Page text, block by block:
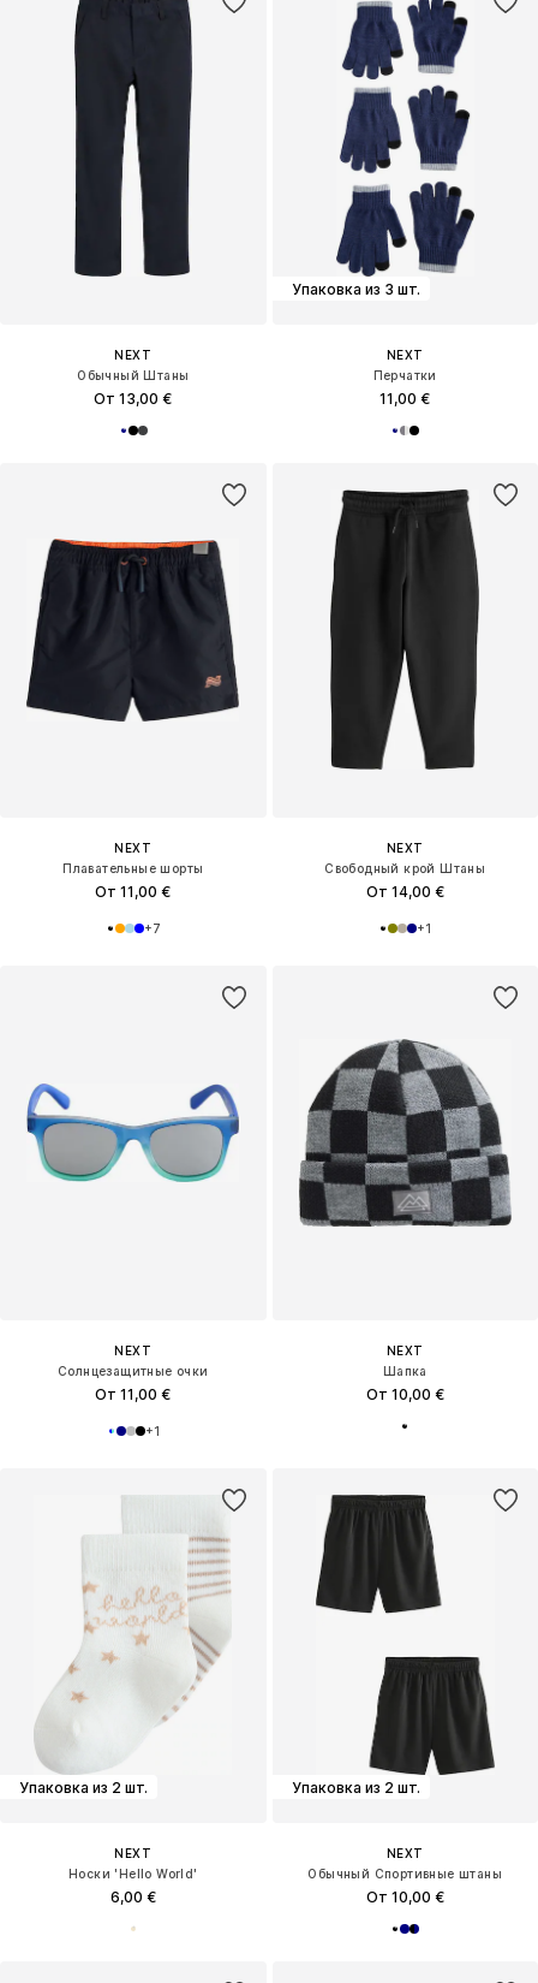
NEXT
Обычный Штаны
От 13,00 €
Упаковка из 3 шт.
NEXT
Перчатки
11,00 €
NEXT
Плавательные шорты
От 11,00 €
+7
NEXT
Свободный крой Штаны
От 14,00 €
+1
NEXT
Солнцезащитные очки
От 11,00 €
+1
NEXT
Шапка
От 10,00 €
Упаковка из 2 шт.
NEXT
Носки 'Hello World'
6,00 €
Упаковка из 2 шт.
NEXT
Обычный Спортивные штаны
От 10,00 €